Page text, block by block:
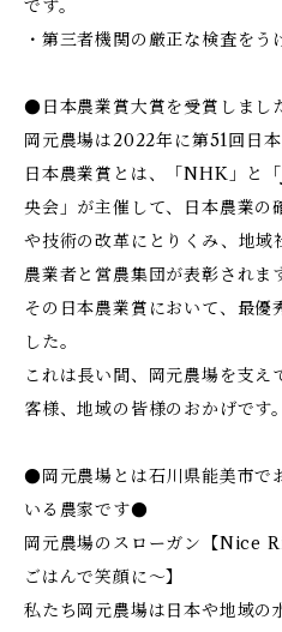
です。
・第三者機関の厳正な検査をう
●日本農業賞大賞を受賞しまし
岡元農場は2022年に第51回日
日本農業賞とは、「NHK」と
央会」が主催して、日本農業の
や技術の改革にとりくみ、地域
農業者と営農集団が表彰されま
その日本農業賞において、最優
した。
これは長い間、岡元農場を支
客様、地域の皆様のおかげです。
●岡元農場とは石川県能美市で
いる農家です●
岡元農場のスローガン【Nice
ごはんで笑顔に～】
私たち岡元農場は日本や地域の